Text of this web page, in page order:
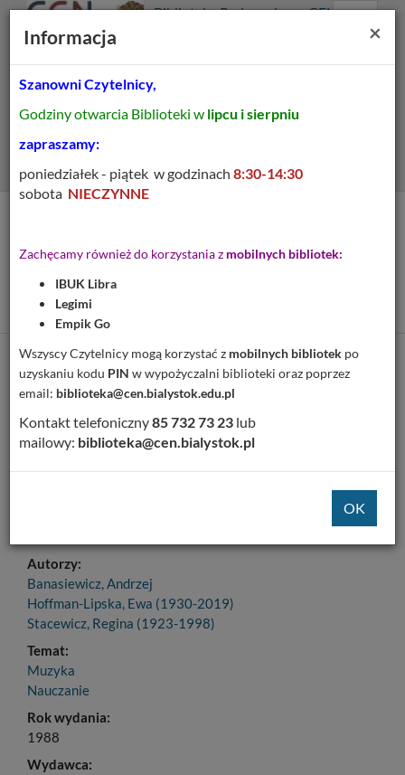
główne
główna
Prolib
główna
Biblioteka Pedagogiczna CEN
Menu
przewodnik metodyczny
dla nauczcyciela
Cytuj
Dodaj na Twoją półkę
Szczegóły MARC 21
Autorzy:
Banasiewicz, Andrzej
Hoffman-Lipska, Ewa (1930-2019)
Stacewicz, Regina (1923-1998)
Temat:
Muzyka
Nauczanie
Rok wydania:
1988
Wydawca:
×
Informacja
Szanowni Czytelnicy,
Godziny otwarcia Biblioteki w lipcu i sierpniu
zapraszamy:
poniedziałek - piątek w godzinach 8:30-14:30
sobota NIECZYNNE
Zachęcamy również do korzystania z mobilnych bibliotek:
IBUK Libra
Legimi
Empik Go
Wszyscy Czytelnicy mogą korzystać z mobilnych bibliotek po
uzyskaniu kodu PIN w wypożyczalni biblioteki oraz poprzez
email: biblioteka@cen.bialystok.edu.pl
Kontakt telefoniczny85 732 73 23 lub
mailowy: biblioteka@cen.bialystok.pl